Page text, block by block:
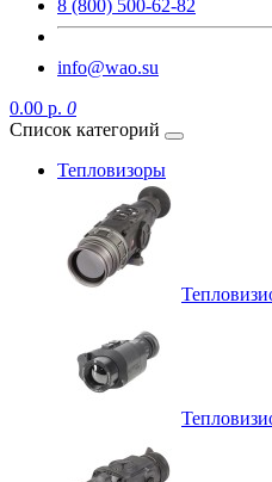
8 (800) 500-62-82
info@wao.su
0.00 р. 0
Список категорий
Тепловизоры